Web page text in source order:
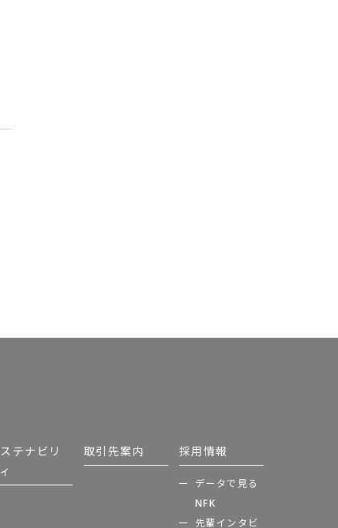
テナビリ
取引先案内 採用情報
データで見る
NFK
先輩インタビ